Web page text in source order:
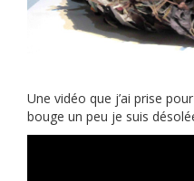
Une vidéo que j’ai prise
bouge un peu je suis